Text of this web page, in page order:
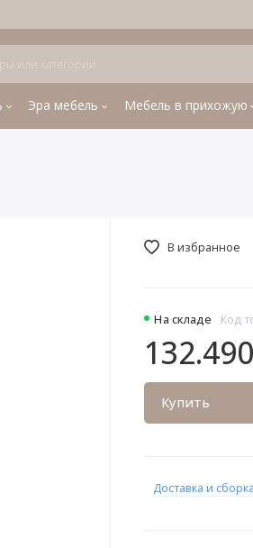
Эра мебель Мебель в прихожую
На складе Код
Купить
В избранное
Доставка и сборка